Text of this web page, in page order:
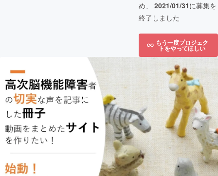
め、 2021/01/31に募集を
終了しました
もう一度プロジェク
トをやってほしい